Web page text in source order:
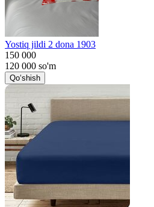
Yostiq jildi 2 dona 1903
150 000
120 000 so'm
Qo‘shish